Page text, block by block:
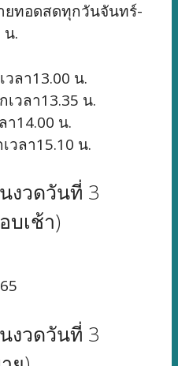
ยทอดสดทุกวันจันทร์-
น.
ลา13.00 น.
วลา13.35 น.
า14.00 น.
วลา15.10 น.
งวดวันที่ 3
บเช้า)
งวดวันที่ 3